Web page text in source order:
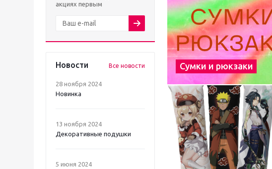
акциях первым
Новости Все новости
28 ноября 2024
Новинка
13 ноября 2024
Декоративные подушки
5 июня 2024
Сумки и рюкзаки